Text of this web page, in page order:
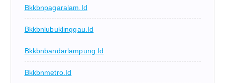
Bkkbnpagaralam.id
Bkkbnlubuklinggau.id
Bkkbnbandarlampung.id
Bkkbnmetro.id